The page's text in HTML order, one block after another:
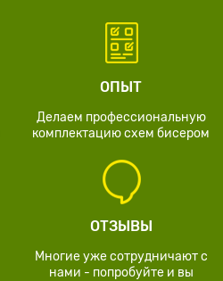
ОПЫТ
Делаем профессиональную
комплектацию схем бисером
ОТЗЫВЫ
Многие уже сотрудничают с
нами - попробуйте и вы